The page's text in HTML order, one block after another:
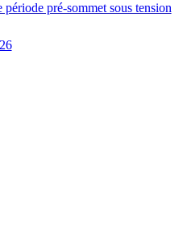
période pré-sommet sous tension